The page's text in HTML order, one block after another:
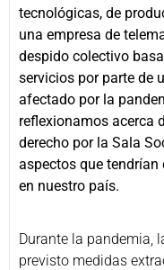
tecnológicas, de
una empresa de
despido colectivo
servicios por parte de
afectado por la
reflexionamos acerca
derecho por la Sala
aspectos que tendrían
en nuestro país.
Durante la pandemia,
previsto medidas